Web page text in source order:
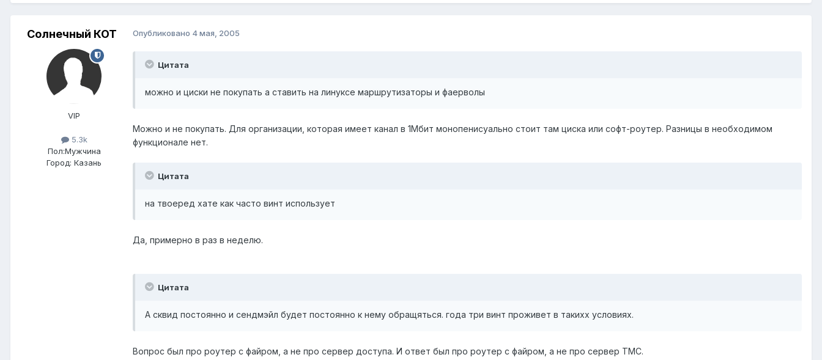
Солнечный КОТ
VIP
5.3k
Пол:Мужчина
Город: Казань
Опубликовано 4 мая, 2005
Цитата
можно и циски не покупать а ставить на линуксе маршрутизаторы и фаерволы
Можно и не покупать. Для организации, которая имеет канал в 1Мбит монопенисуально стоит там циска или софт-роутер. Разницы в необходимом
функционале нет.
Цитата
на твоеред хате как часто винт использует
Да, примерно в раз в неделю.
Цитата
А сквид постоянно и сендмэйл будет постоянно к нему обращяться. года три винт проживет в такихх условиях.
Вопрос был про роутер с файром, а не про сервер доступа. И ответ был про роутер с файром, а не про сервер ТМС.